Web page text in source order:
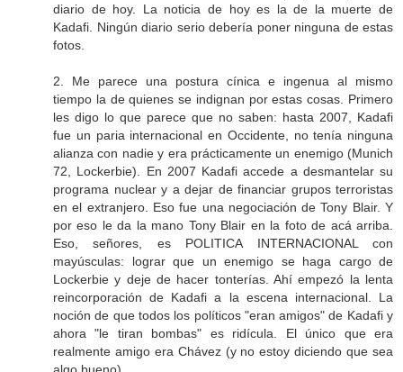
diario de hoy. La noticia de hoy es la de la muerte de
Kadafi. Ningún diario serio debería poner ninguna de estas
fotos.
2. Me parece una postura cínica e ingenua al mismo
tiempo la de quienes se indignan por estas cosas. Primero
les digo lo que parece que no saben: hasta 2007, Kadafi
fue un paria internacional en Occidente, no tenía ninguna
alianza con nadie y era prácticamente un enemigo (Munich
72, Lockerbie). En 2007 Kadafi accede a desmantelar su
programa nuclear y a dejar de financiar grupos terroristas
en el extranjero. Eso fue una negociación de Tony Blair. Y
por eso le da la mano Tony Blair en la foto de acá arriba.
Eso, señores, es POLITICA INTERNACIONAL con
mayúsculas: lograr que un enemigo se haga cargo de
Lockerbie y deje de hacer tonterías. Ahí empezó la lenta
reincorporación de Kadafi a la escena internacional. La
noción de que todos los políticos "eran amigos" de Kadafi y
ahora "le tiran bombas" es ridícula. El único que era
realmente amigo era Chávez (y no estoy diciendo que sea